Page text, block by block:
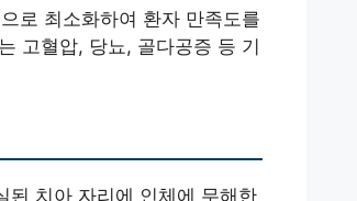
로 최소화하여 환자 만족도를
고혈압, 당뇨, 골다공증 등 기
된 치아 자리에 인체에 무해한